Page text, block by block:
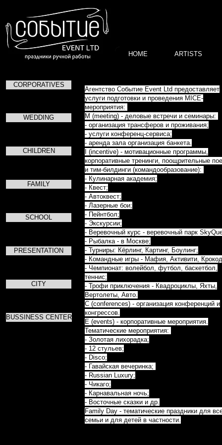
Агентство Событие Event Ltd предоставляет
услуги подготовки и проведения MICE-
мероприятия:
M (meeting) - деловые встречи и семинары:
- организация трансферов и проживания;
- услуги конференц-сервиса;
- аренда зала организация банкета.
I (incentive) - мотивационные программы,
корпоративные тренинги, поощрительные
и тим-билдинги (командообразование):
- Кулинарная академия;
- Квест;
- Автоквест;
- Лазерные бои;
- Пейнтбол;
- Экскурсии;
- Веревочный курс - веревочный парк
- Рыбалка - в Москве;
- Турниры: Кёрлинг, Картинг, Боулинг;
- Командные игры - Мафия, Активити,
- Чемпионат: волейбол, футбол, баскетбол,
теннис;
- Трофи приключения - Квадроциклы, Яхты,
Вертолеты, Авто.
C (conferences) - организация конференций и
конгрессов.
E (events) - корпоративные мероприятия.
Тематические мероприятия:
- Золотая лихорадка;
- 12 стульев;
- Disco;
- Гавайская вечеринка;
- Russian Luxury;
- Чикаго;
- Карнавальная ночь;
- Восточные сказки и др.
Family Day - тематические праздники для
семьи и для детей в частности.
HOME ARTISTS
CORPORATIVES
WEDDING
CHILDREN
FAMILY
SCHOOL
PRESENTATION
CITY
BUSSINESS CENTER